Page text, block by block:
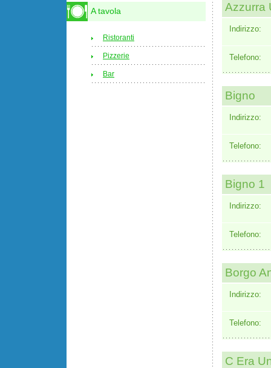
Azzurra
Indirizzo:
Telefono:
Bigno
Indirizzo:
Telefono:
Bigno 1
Indirizzo:
Telefono:
Borgo
Indirizzo:
Telefono:
C Era
A tavola
Ristoranti
Pizzerie
Bar